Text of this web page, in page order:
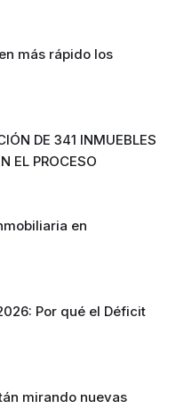
más rápido los
DE 341 INMUEBLES
EL PROCESO
en
Por qué el Déficit
mirando nuevas